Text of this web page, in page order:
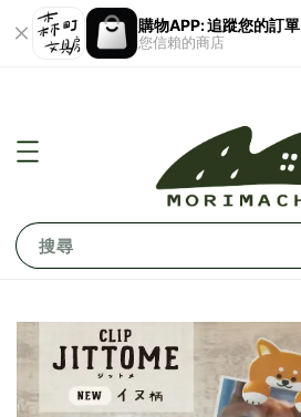
購物APP: 追蹤您的訂單
您信賴的商店
搜尋